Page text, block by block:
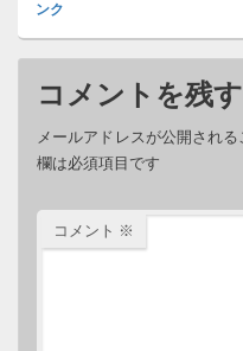
ンク
コメントを残す
メールアドレスが公開される
欄は必須項目です
コメント ※